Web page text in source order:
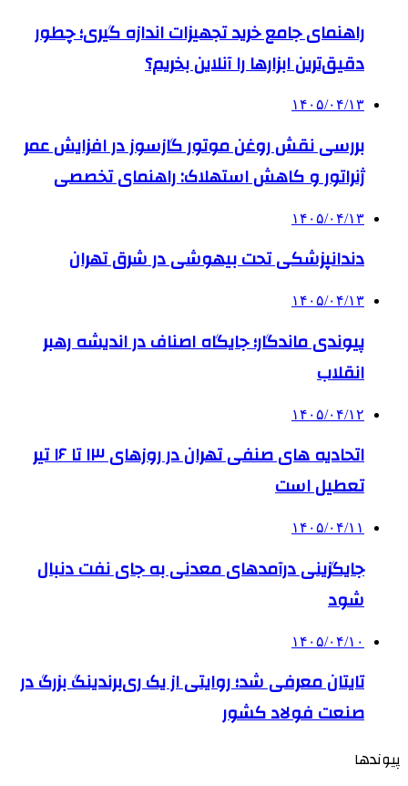
راهنمای جامع خرید تجهیزات اندازه گیری؛ چطور
دقیق‌ترین ابزارها را آنلاین بخریم؟
۱۴۰۵/۰۴/۱۳
بررسی نقش روغن موتور گازسوز در افزایش عمر
ژنراتور و کاهش استهلاک: راهنمای تخصصی
۱۴۰۵/۰۴/۱۳
دندانپزشکی تحت بیهوشی در شرق تهران
۱۴۰۵/۰۴/۱۳
پیوندی ماندگار؛ جایگاه اصناف در اندیشه رهبر
انقلاب
۱۴۰۵/۰۴/۱۲
اتحادیه های صنفی تهران در روزهای ۱۳ تا ۱۶ تیر
تعطیل است
۱۴۰۵/۰۴/۱۱
جایگزینی درآمدهای معدنی به جای نفت دنبال
شود
۱۴۰۵/۰۴/۱۰
تایتان معرفی شد؛ روایتی از یک ری‌برندینگ بزرگ در
صنعت فولاد کشور
پیوندها